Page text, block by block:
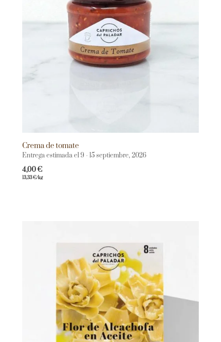
Crema de tomate
Entrega estimada el 9 - 15 septiembre, 2026
4,00€
13,33€/kg